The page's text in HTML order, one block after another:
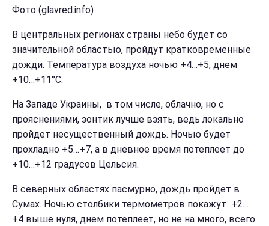
Фото (glavred.info)
В центральных регионах страны небо будет со
значительной областью, пройдут кратковременные
дожди. Температура воздуха ночью +4…+5, днем
+10…+11°С.
На Западе Украины, в том числе, облачно, но с
прояснениями, зонтик лучше взять, ведь локально
пройдет несущественный дождь. Ночью будет
прохладно +5…+7, а в дневное время потеплеет до
+10…+12 градусов Цельсия.
В северных областях пасмурно, дождь пройдет в
Сумах. Ночью столбики термометров покажут +2…
+4 выше нуля, днем потеплеет, но не на много, всего